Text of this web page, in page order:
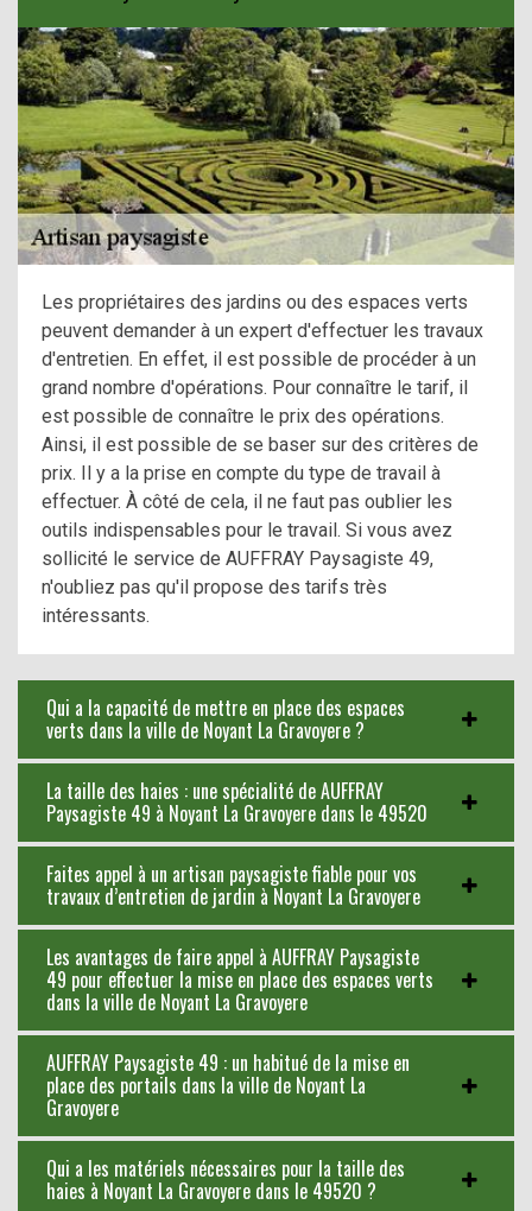
Les propriétaires des jardins ou des espaces verts
peuvent demander à un expert d'effectuer les travaux
d'entretien. En effet, il est possible de procéder à un
grand nombre d'opérations. Pour connaître le tarif, il
est possible de connaître le prix des opérations.
Ainsi, il est possible de se baser sur des critères de
prix. Il y a la prise en compte du type de travail à
effectuer. À côté de cela, il ne faut pas oublier les
outils indispensables pour le travail. Si vous avez
sollicité le service de AUFFRAY Paysagiste 49,
n'oubliez pas qu'il propose des tarifs très
intéressants.
Qui a la capacité de mettre en place des espaces
verts dans la ville de Noyant La Gravoyere ?
La taille des haies : une spécialité de AUFFRAY
Paysagiste 49 à Noyant La Gravoyere dans le 49520
Faites appel à un artisan paysagiste fiable pour vos
travaux d’entretien de jardin à Noyant La Gravoyere
Les avantages de faire appel à AUFFRAY Paysagiste
49 pour effectuer la mise en place des espaces verts
dans la ville de Noyant La Gravoyere
AUFFRAY Paysagiste 49 : un habitué de la mise en
place des portails dans la ville de Noyant La
Gravoyere
Qui a les matériels nécessaires pour la taille des
haies à Noyant La Gravoyere dans le 49520 ?